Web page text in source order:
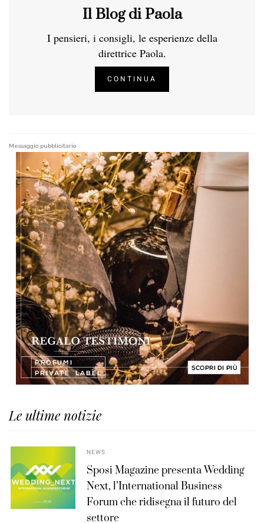
Il Blog di Paola
I pensieri, i consigli, le esperienze della
direttrice Paola.
CONTINUA
Messaggio pubblicitario
Le ultime notizie
NEWS
Sposi Magazine presenta Wedding
Next, l’International Business
Forum che ridisegna il futuro del
settore